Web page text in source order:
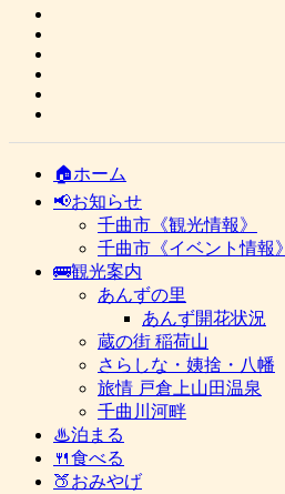
🏠ホーム
📢お知らせ
千曲市《観光情報》
千曲市《イベント情報》
🚌観光案内
あんずの里
あんず開花状況
蔵の街 稲荷山
さらしな・姨捨・八幡
旅情 戸倉上山田温泉
千曲川河畔
♨泊まる
🍴食べる
🍑おみやげ